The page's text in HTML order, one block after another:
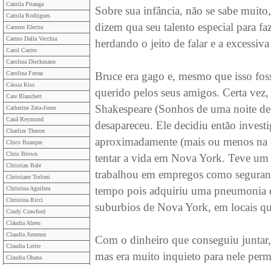
Camila Pitanga
Camila Rodrigues
Carmen Electra
Carmo Dalla Vecchia
Carol Castro
Carolina Dieckmann
Carolina Ferraz
Cássia Kiss
Cate Blanchett
Catherine Zeta-Jones
Cauã Reymond
Charlize Theron
Chico Buarque
Chris Brown
Christian Bale
Christiane Torloni
Christina Aguilera
Christina Ricci
Cindy Crawford
Cláudia Abreu
Claudia Jimenez
Claudia Leitte
Claudia Ohana
Sobre sua infância, não se sabe
dizem qua seu talento especial para
herdando o jeito de falar e a
Bruce era gago e, mesmo que isso
querido pelos seus amigos. Certa
Shakespeare (Sonhos de uma noite
desapareceu. Ele decidiu então
aproximadamente (mais ou menos na
tentar a vida em Nova York. Teve
trabalhou em empregos como
tempo pois adquiriu uma pneumonia
suburbios de Nova York, em locais
Com o dinheiro que conseguiu
mas era muito inquieto para nele